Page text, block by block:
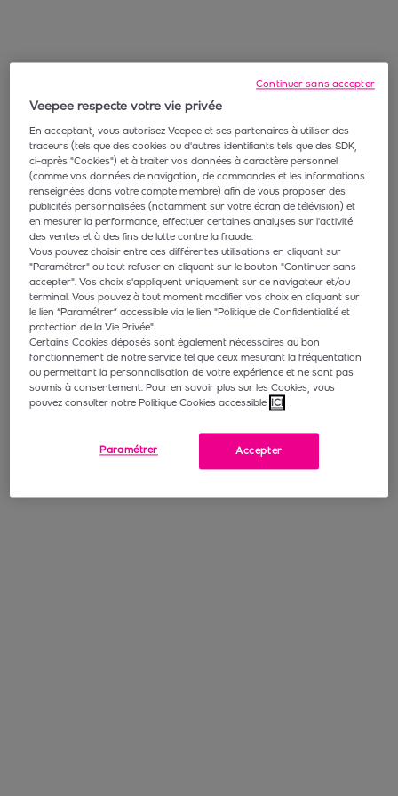
Veepee respecte votre vie privée
En acceptant, vous autorisez Veepee et ses partenaires à utiliser des
traceurs (tels que des cookies ou d'autres identifiants tels que des SDK,
ci-après "Cookies") et à traiter vos données à caractère personnel
(comme vos données de navigation, de commandes et les informations
renseignées dans votre compte membre) afin de vous proposer des
publicités personnalisées (notamment sur votre écran de télévision) et
en mesurer la performance, effectuer certaines analyses sur l'activité
des ventes et à des fins de lutte contre la fraude.
Vous pouvez choisir entre ces différentes utilisations en cliquant sur
"Paramétrer" ou tout refuser en cliquant sur le bouton "Continuer sans
accepter". Vos choix s'appliquent uniquement sur ce navigateur et/ou
terminal. Vous pouvez à tout moment modifier vos choix en cliquant sur
le lien “Paramétrer” accessible via le lien "Politique de Confidentialité et
protection de la Vie Privée".
Certains Cookies déposés sont également nécessaires au bon
fonctionnement de notre service tel que ceux mesurant la fréquentation
ou permettant la personnalisation de votre expérience et ne sont pas
soumis à consentement. Pour en savoir plus sur les Cookies, vous
pouvez consulter notre Politique Cookies accessible ICI
Accepter
Paramétrer
Continuer sans accepter